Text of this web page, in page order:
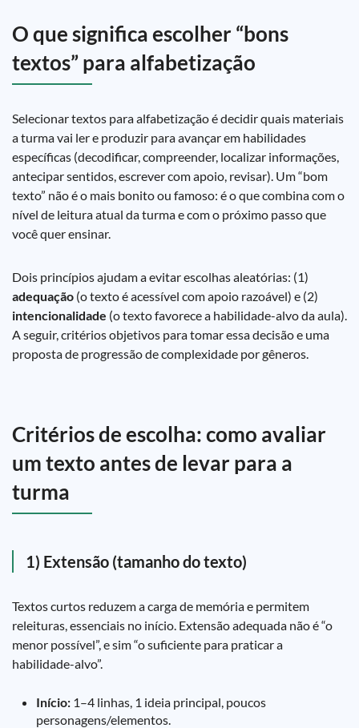
O que significa escolher “bons
textos” para alfabetização
Selecionar textos para alfabetização é decidir quais materiais
a turma vai ler e produzir para avançar em habilidades
específicas (decodificar, compreender, localizar informações,
antecipar sentidos, escrever com apoio, revisar). Um “bom
texto” não é o mais bonito ou famoso: é o que combina com o
nível de leitura atual da turma e com o próximo passo que
você quer ensinar.
Dois princípios ajudam a evitar escolhas aleatórias: (1)
adequação (o texto é acessível com apoio razoável) e (2)
intencionalidade (o texto favorece a habilidade-alvo da aula).
A seguir, critérios objetivos para tomar essa decisão e uma
proposta de progressão de complexidade por gêneros.
Critérios de escolha: como avaliar
um texto antes de levar para a
turma
1) Extensão (tamanho do texto)
Textos curtos reduzem a carga de memória e permitem
releituras, essenciais no início. Extensão adequada não é “o
menor possível”, e sim “o suficiente para praticar a
habilidade-alvo”.
Início: 1–4 linhas, 1 ideia principal, poucos
personagens/elementos.